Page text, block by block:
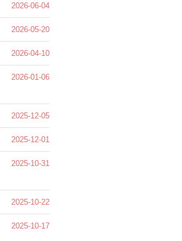
2026-06-04
2026-05-20
2026-04-10
2026-01-06
2025-12-05
2025-12-01
2025-10-31
2025-10-22
2025-10-17